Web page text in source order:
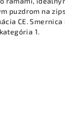
puzdrom na
CE.
kategória 1.